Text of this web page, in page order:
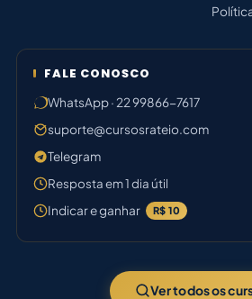
FALE CONOSCO
WhatsApp · 22 99866-7617
suporte@cursosrateio.com
Telegram
Resposta em 1 dia útil
Indicar e ganhar
R$ 10
Ver todos os